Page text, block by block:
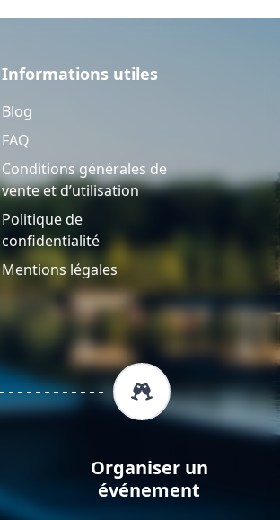
Informations utiles
Blog
FAQ
Conditions générales de
vente et d’utilisation
Politique de
confidentialité
Mentions légales
Organiser un
événement